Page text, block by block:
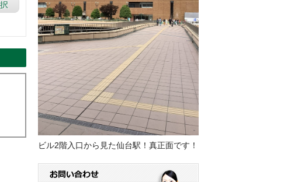
ビル2階入口から見た仙台駅！真正面です！